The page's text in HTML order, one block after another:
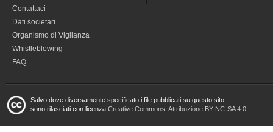
Contattaci
Dati societari
Organismo di Vigilanza
Whistleblowing
FAQ
Salvo dove diversamente specificato i file pubblicati su questo sito
sono rilasciati con licenza Creative Commons: Attribuzione BY-NC-SA 4.0